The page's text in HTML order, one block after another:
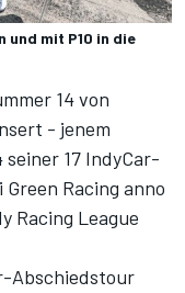
und mit P10 in die
14 von
- jenem
17 IndyCar-
Racing anno
Racing League
Abschiedstour